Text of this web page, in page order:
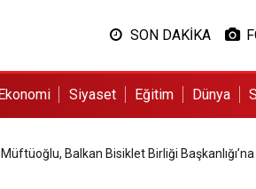
SON DAKİKA
Siyaset Eğitim Dünya
Balkan Bisiklet Birliği